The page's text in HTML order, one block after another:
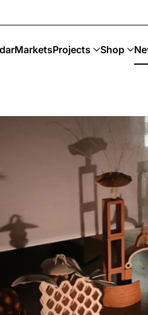
MarketsProjects Shop